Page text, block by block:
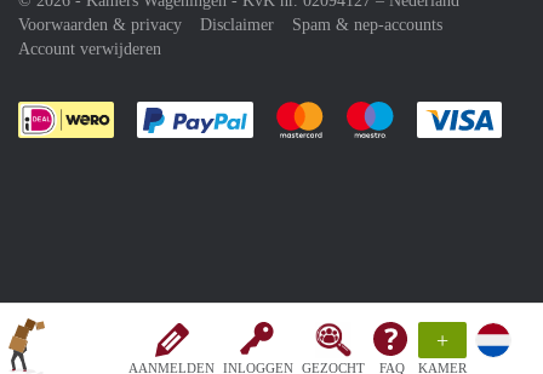
AANMELDEN INLOGGEN GEZOCHT FAQ
+
KAMER
Voorwaarden & privacy
Disclaimer
Spam & nep-accounts
Account verwijderen
Je rekent gemakkelijk af met Paypal
Je rekent gemakkelijk af met
Je rekent